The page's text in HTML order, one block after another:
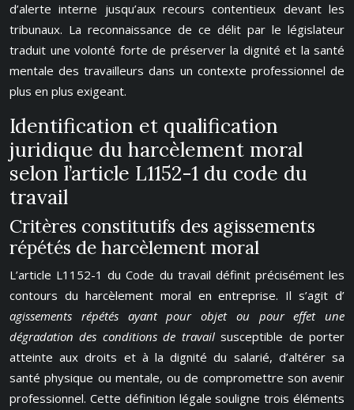
d’alerte interne jusqu’aux recours contentieux devant les
tribunaux. La reconnaissance de ce délit par le législateur
traduit une volonté forte de préserver la dignité et la santé
mentale des travailleurs dans un contexte professionnel de
plus en plus exigeant.
Identification et qualification
juridique du harcèlement moral
selon l’article L1152-1 du code du
travail
Critères constitutifs des agissements
répétés de harcèlement moral
L’article L1152-1 du Code du travail définit précisément les
contours du harcèlement moral en entreprise. Il s’agit d’
agissements répétés ayant pour objet ou pour effet une
dégradation des conditions de travailsusceptible de porter
atteinte aux droits et à la dignité du salarié, d’altérer sa
santé physique ou mentale, ou de compromettre son avenir
professionnel. Cette définition légale souligne trois éléments